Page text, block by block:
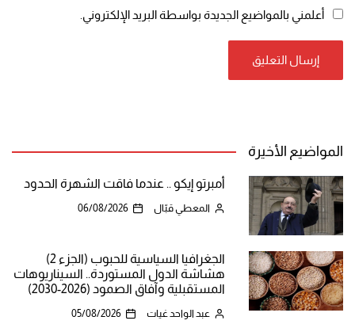
أعلمني بالمواضيع الجديدة بواسطة البريد الإلكتروني.
المواضيع الأخيرة
أمبرتو إيكو .. عندما فاقت الشهرة الحدود
المعطي قبّال 06/08/2026
الجغرافيا السياسية للحبوب (الجزء 2)
هشاشة الدول المستوردة.. السيناريوهات
المستقبلية وآفاق الصمود (2026-2030)
عبد الواحد غيات 05/08/2026